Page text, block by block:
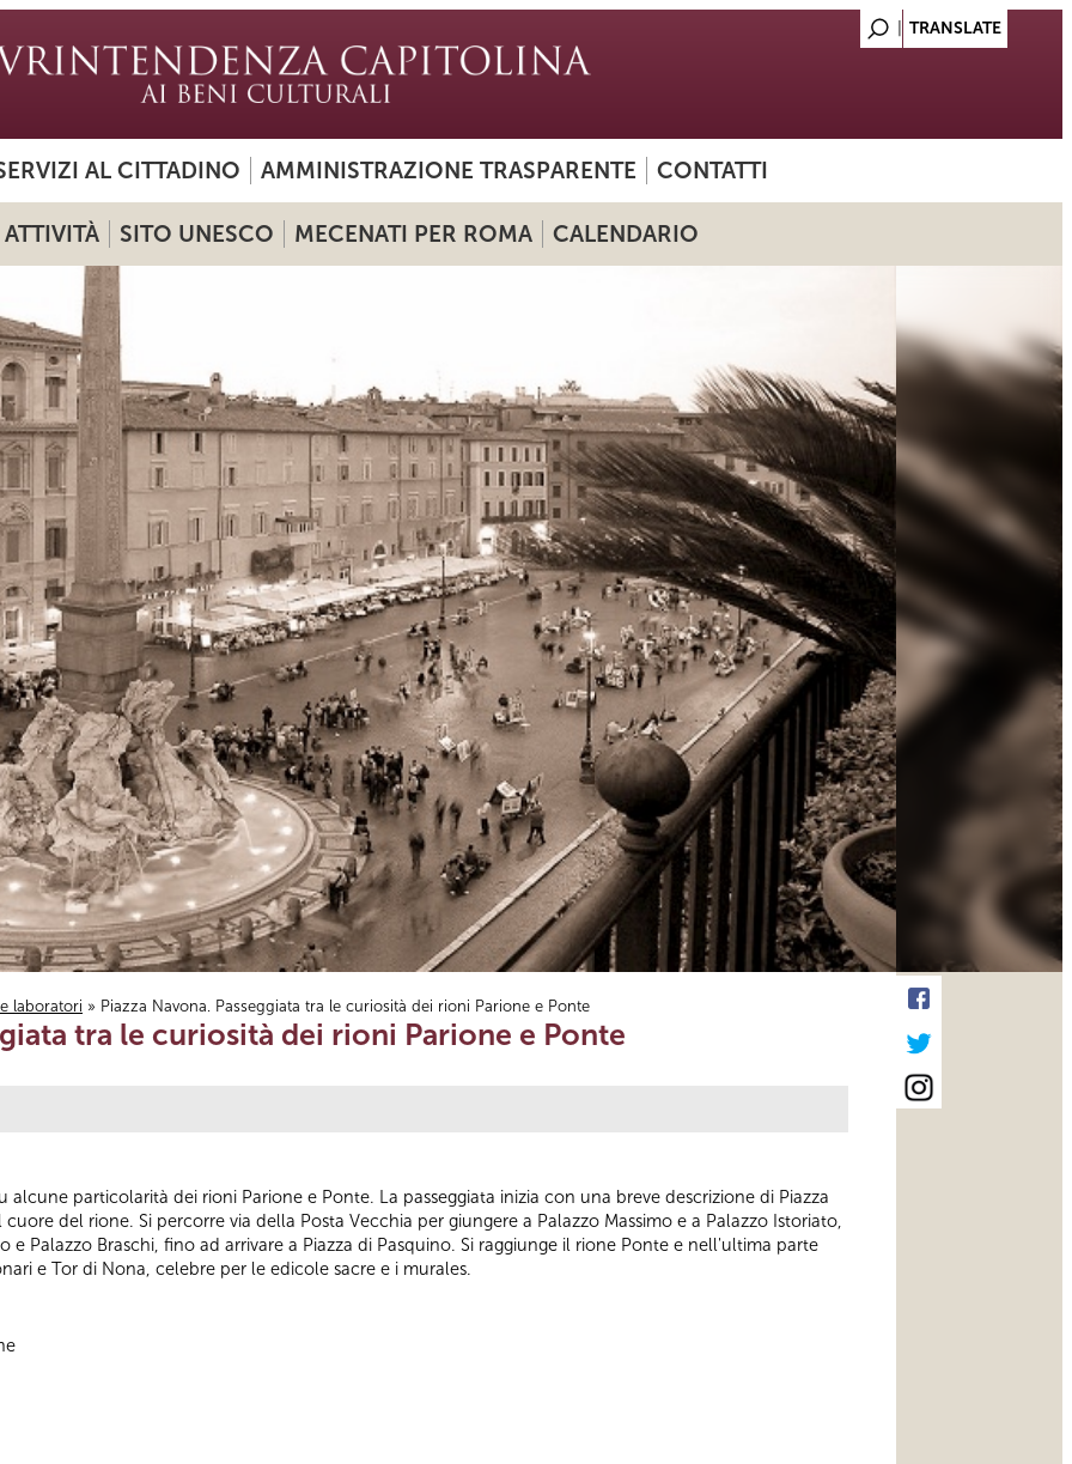
AL CITTADINO AMMINISTRAZIONE TRASPARENTE CONTATTI
ATTIVITÀ SITO UNESCO MECENATI PER ROMA CALENDARIO
laboratori » Piazza Navona. Passeggiata tra le curiosità dei rioni Parione e Ponte
tra le curiosità dei rioni Parione e Ponte
alcune particolarità dei rioni Parione e Ponte. La passeggiata inizia con una breve descrizione di Piazza
del rione. Si percorre via della Posta Vecchia per giungere a Palazzo Massimo e a Palazzo Istoriato,
e Palazzo Braschi, fino ad arrivare a Piazza di Pasquino. Si raggiunge il rione Ponte e nell'ultima parte
e Tor di Nona, celebre per le edicole sacre e i murales.